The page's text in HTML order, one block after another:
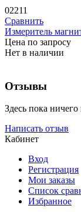
02211
Сравнить
Измеритель
Цена по запросу
Нет в наличии
Отзывы
Здесь пока ничего
Написать отзыв
Кабинет
Вход
Регистрация
Мои заказы
Список
Избранное